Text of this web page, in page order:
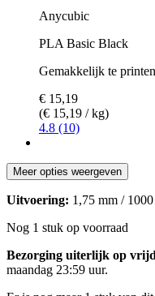
Anycubic
PLA Basic Black
Gemakkelijk te
€ 15,19
(€ 15,19 / kg)
4.8 (10)
Meer opties weergeven
Uitvoering: 1,75 mm /
Nog 1 stuk op voorraad
Bezorging uiterlijk op
maandag 23:59 uur.